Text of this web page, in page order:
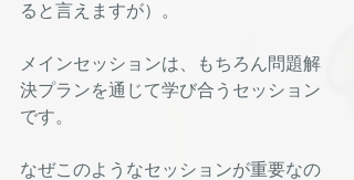
ると言えますが）。
メインセッションは、もちろん問題解
決プランを通じて学び合うセッション
です。
なぜこのようなセッションが重要なの